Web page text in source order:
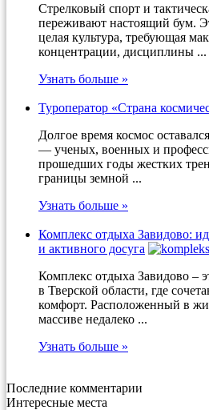
Стрелковый спорт и
переживают настоящий бум.
целая культура, требующая
концентрации, дисциплины ...
Узнать больше »
Туроператор «Страна
Долгое время космос
— ученых, военных и
прошедших годы жестких
границы земной ...
Узнать больше »
Комплекс отдыха Завидово:
и активного досуга
Комплекс отдыха Завидово –
в Тверской области, где
комфорт. Расположенный в
массиве недалеко ...
Узнать больше »
Последние комментарии
Интересные места